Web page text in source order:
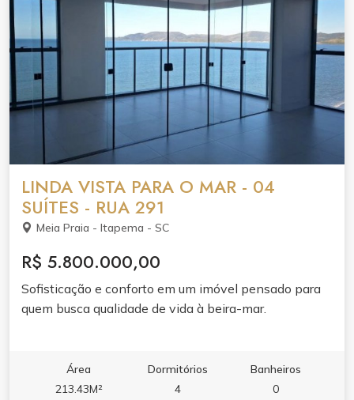
elétrico ● Acabamento em gesso ● Piso vinílico nas
áreas íntimas ● Piso porcelanato nas áreas comuns ●
Portas e rodapés laqueados em branco ● Tubulação
para ar condicionado tipo ?split? ● Infraestrutura para
aquecimento a gás ● Antena coletiva ● Medidores de
água, luz e gás individuais ● Infraestrutura para
aspiração central ● Persianas integradas nas janelas.
LINDA VISTA PARA O MAR - 04
SUÍTES - RUA 291
Meia Praia - Itapema - SC
R$ 5.800.000,00
Sofisticação e conforto em um imóvel pensado para
quem busca qualidade de vida à beira-mar.
Área
213.43M²
Dormitórios
4
Banheiros
0